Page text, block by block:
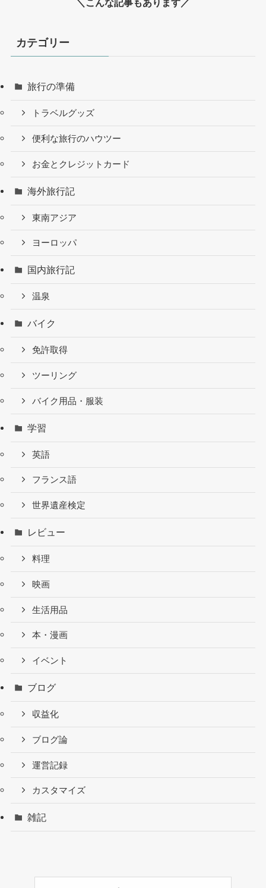
＼こんな記事もあります／
カテゴリー
旅行の準備
トラベルグッズ
便利な旅行のハウツー
お金とクレジットカード
海外旅行記
東南アジア
ヨーロッパ
国内旅行記
温泉
バイク
免許取得
ツーリング
バイク用品・服装
学習
英語
フランス語
世界遺産検定
レビュー
料理
映画
生活用品
本・漫画
イベント
ブログ
収益化
ブログ論
運営記録
カスタマイズ
雑記